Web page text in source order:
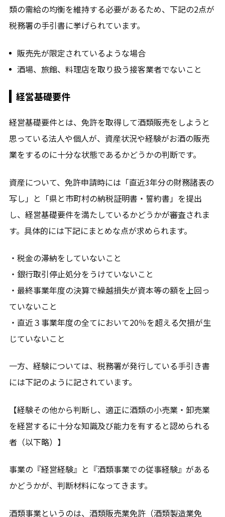
類の需給の均衡を維持する必要があるため、下記の2点が
税務署の手引書に挙げられています。
販売先が限定されているような場合
酒場、旅館、料理店を取り扱う接客業者でないこと
経営基礎要件
経営基礎要件とは、免許を取得して酒類販売をしようと
思っている法人や個人が、資産状況や経験がお酒の販売
業をするのに十分な状態であるかどうかの判断です。
資産について、免許申請時には「直近3年分の財務諸表の
写し」と「県と市町村の納税証明書・誓約書」を提出
し、経営基礎要件を満たしているかどうかが審査されま
す。具体的には下記にまとめな点が求められます。
・税金の滞納をしていないこと
・銀行取引停止処分をうけていないこと
・最終事業年度の決算で繰越損失が資本等の額を上回っ
ていないこと
・直近３事業年度の全てにおいて20％を超える欠損が生
じていないこと
一方、経験については、税務署が発行している手引き書
には下記のように記されています。
【経験その他から判断し、適正に酒類の小売業・卸売業
を経営するに十分な知識及び能力を有すると認められる
者（以下略）】
事業の『経営経験』と『酒類事業での従事経験』がある
かどうかが、判断材料になってきます。
酒類事業というのは、酒類販売業免許（酒類製造業免